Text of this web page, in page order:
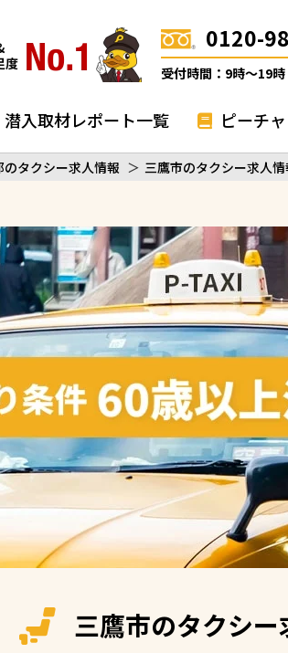
0120-
受付時間：9時〜19時
潜入取材レポート一覧 ピーチ
のタクシー求人情報 ＞ 三鷹市のタクシー求人情
三鷹市のタクシ